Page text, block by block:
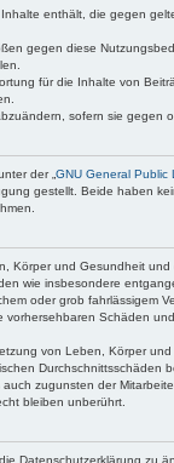
enthält, die gegen
gegen diese
für die Inhalte von
sofern sie
der „ GNU General Public
gestellt. Beide haben
Körper und Gesundheit
wie insbesondere
oder grob fahrlässigem
vorhersehbaren Schäden
von Leben, Körper
zugunsten der
bleiben unberührt.
Datenschutzerklärung zu